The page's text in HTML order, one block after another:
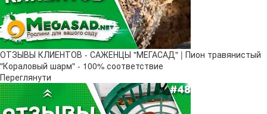
ОТЗЫВЫ КЛИЕНТОВ - САЖЕНЦЫ "МЕГАСАД" | Пион травянистый
"Кораловый шарм" - 100% соответствие
Переглянути